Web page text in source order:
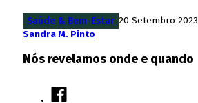
Saúde & Bem-Estar 20 Setembro 2023
Sandra M. Pinto
Nós revelamos onde e quando